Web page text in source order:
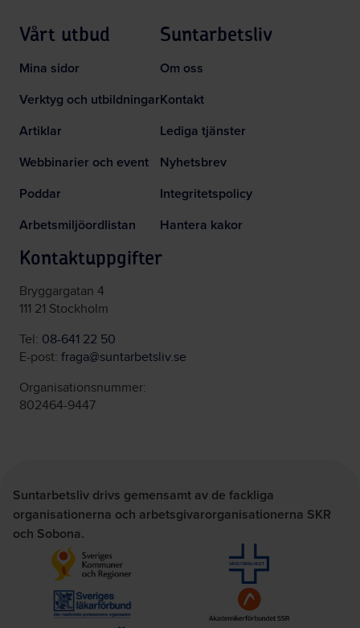
Vårt utbud
Mina sidor
Verktyg och utbildningar
Artiklar
Webbinarier och event
Poddar
Arbetsmiljöordlistan
Suntarbetsliv
Om oss
Kontakt
Lediga tjänster
Nyhetsbrev
Integritetspolicy
Hantera kakor
Kontaktuppgifter
Bryggargatan 4
111 21 Stockholm
Tel: 08-641 22 50
E-post: fraga@suntarbetsliv.se
Organisationsnummer:
802464-9447
Suntarbetsliv drivs gemensamt av de fackliga
organisationerna och arbetsgivarorganisationerna SKR
och Sobona.